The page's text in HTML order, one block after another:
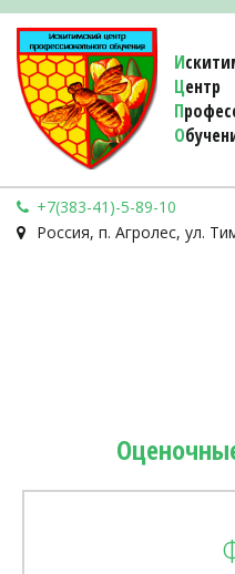
И
Центр
П
О
+7(383-41)-5-89-10
Россия, п. Агролес, ул.